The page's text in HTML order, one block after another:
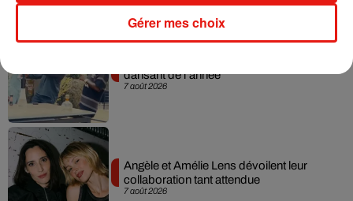
7 août 2026
dansant de l’année
7 août 2026
Angèle et Amélie Lens dévoilent leur
collaboration tant attendue
Gérer mes choix